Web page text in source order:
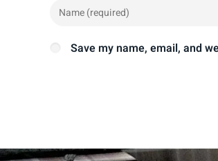
Save my name, email, and